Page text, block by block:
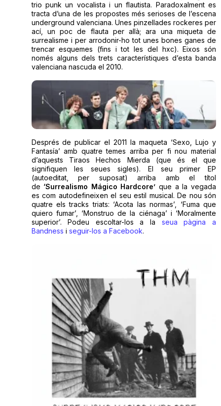
trio punk un vocalista i un flautista. Paradoxalment es
tracta d’una de les propostes més serioses de l’escena
underground valenciana. Unes pinzellades rockeres per
ací, un poc de flauta per allà; ara una miqueta de
surrealisme i per arrodonir-ho tot unes bones ganes de
trencar esquemes (fins i tot les del hxc). Eixos són
només alguns dels trets característiques d’esta banda
valenciana nascuda el 2010.
Després de publicar el 2011 la maqueta ‘Sexo, Lujo y
Fantasía’ amb quatre temes arriba per fi nou material
d’aquests Tiraos Hechos Mierda (que és el que
signifiquen les seues sigles). El seu primer EP
(autoeditat, per suposat) arriba amb el títol
de ‘Surrealismo Mágico Hardcore’ que a la vegada
es com autodefineixen el seu estil musical. De nou són
quatre els tracks triats: ‘Acota las normas’, ‘Fuma que
quiero fumar’, ‘Monstruo de la ciénaga’ i ‘Moralmente
superior’. Podeu escoltar-los a la seua pàgina a
Bandness i seguir-los a Facebook.